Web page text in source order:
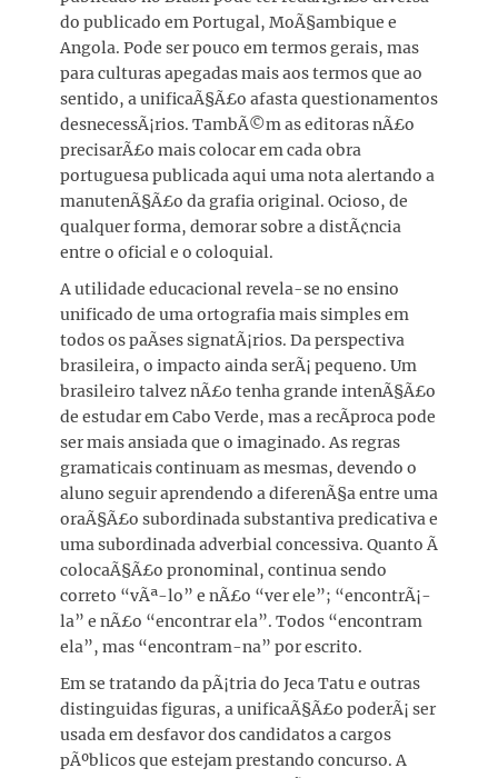
do publicado em Portugal, MoÃ§ambique e
Angola. Pode ser pouco em termos gerais, mas
para culturas apegadas mais aos termos que ao
sentido, a unificaÃ§Ã£o afasta questionamentos
desnecessÃ¡rios. TambÃ©m as editoras nÃ£o
precisarÃ£o mais colocar em cada obra
portuguesa publicada aqui uma nota alertando a
manutenÃ§Ã£o da grafia original. Ocioso, de
qualquer forma, demorar sobre a distÃ¢ncia
entre o oficial e o coloquial.
A utilidade educacional revela-se no ensino
unificado de uma ortografia mais simples em
todos os paÃ­ses signatÃ¡rios. Da perspectiva
brasileira, o impacto ainda serÃ¡ pequeno. Um
brasileiro talvez nÃ£o tenha grande intenÃ§Ã£o
de estudar em Cabo Verde, mas a recÃ­proca pode
ser mais ansiada que o imaginado. As regras
gramaticais continuam as mesmas, devendo o
aluno seguir aprendendo a diferenÃ§a entre uma
oraÃ§Ã£o subordinada substantiva predicativa e
uma subordinada adverbial concessiva. Quanto Ã
colocaÃ§Ã£o pronominal, continua sendo
correto “vÃª-lo” e nÃ£o “ver ele”; “encontrÃ¡-
la” e nÃ£o “encontrar ela”. Todos “encontram
ela”, mas “encontram-na” por escrito.
Em se tratando da pÃ¡tria do Jeca Tatu e outras
distinguidas figuras, a unificaÃ§Ã£o poderÃ¡ ser
usada em desfavor dos candidatos a cargos
pÃºblicos que estejam prestando concurso. A